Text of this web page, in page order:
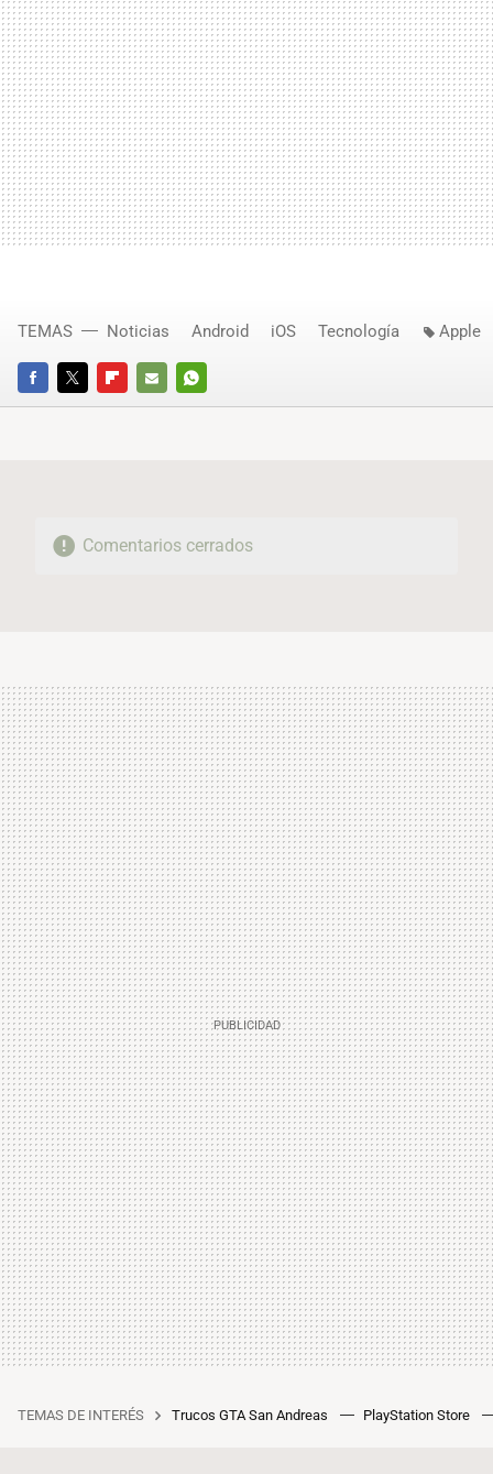
FACEBOOKTWITTERFLIPBOARD
E-
WHATSAPP
TEMAS Noticias Android iOS Tecnología Apple
Comentarios cerrados
TEMAS DE INTERÉS Trucos GTA San Andreas PlayStation Store